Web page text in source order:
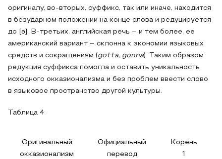
оригиналу, во-вторых, суффикс, так или иначе, находится
в безударном положении на конце слова и редуцируется
до [ǝ]. В-третьих, английская речь – и тем более, ее
американский вариант – склонна к экономии языковых
средств и сокращениям (gotta, gonna). Таким образом
редукция суффикса помогла и оставить уникальность
исходного окказионализма и без проблем ввести слово
в языковое пространство другой культуры.
Таблица 4
Оригинальный
окказионализм
Официальный
перевод
Корень
1